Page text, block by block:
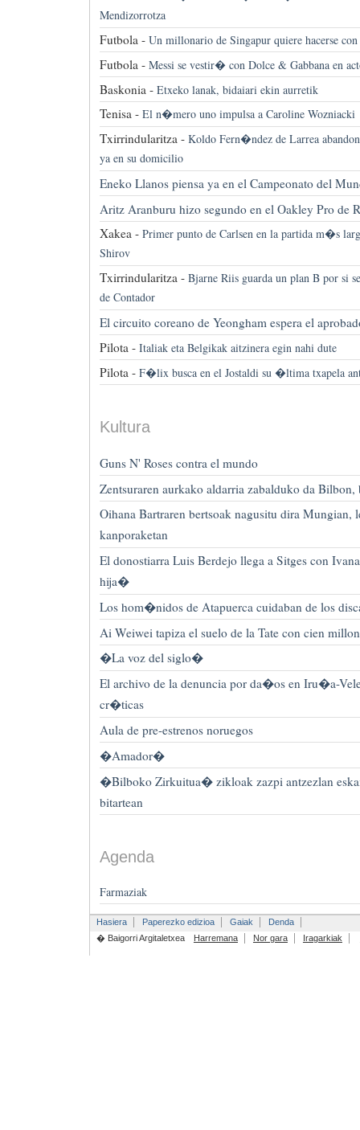
Mendizorrotza
Futbola - Un millonario de Singapur quiere hacerse
Futbola - Messi se vestir� con Dolce & Gabbana en
Baskonia - Etxeko lanak, bidaiari ekin aurretik
Tenisa - El n�mero uno impulsa a Caroline Wozniacki
Txirrindularitza - Koldo Fern�ndez de Larrea
ya en su domicilio
Eneko Llanos piensa ya en el Campeonato del
Aritz Aranburu hizo segundo en el Oakley Pro de
Xakea - Primer punto de Carlsen en la partida m�s
Shirov
Txirrindularitza - Bjarne Riis guarda un plan B por si
de Contador
El circuito coreano de Yeongham espera el
Pilota - Italiak eta Belgikak aitzinera egin nahi dute
Pilota - F�lix busca en el Jostaldi su �ltima txapela
Kultura
Guns N' Roses contra el mundo
Zentsuraren aurkako aldarria zabalduko da Bilbon,
Oihana Bartraren bertsoak nagusitu dira Mungian,
kanporaketan
El donostiarra Luis Berdejo llega a Sitges con
hija�
Los hom�nidos de Atapuerca cuidaban de los
Ai Weiwei tapiza el suelo de la Tate con cien
�La voz del siglo�
El archivo de la denuncia por da�os en Iru�a-
cr�ticas
Aula de pre-estrenos noruegos
�Amador�
�Bilboko Zirkuitua� zikloak zazpi antzezlan
bitartean
Agenda
Farmaziak
Hasiera Paperezko edizioa Gaiak
Denda
� Baigorri Argitaletxea
Harremana Nor gara Iragarkiak